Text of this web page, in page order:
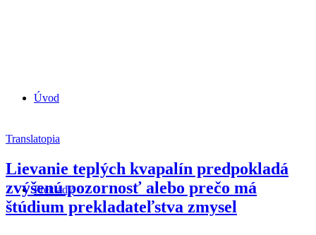
Úvod
Preklady
Translatopia
Lievanie teplých kvapalín predpokladá
zvýšenú pozornosť alebo prečo má
štúdium prekladateľstva zmysel